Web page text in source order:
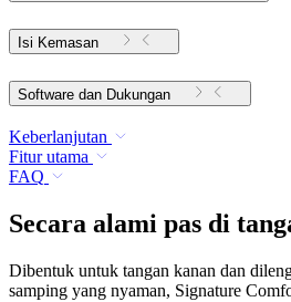
Isi Kemasan
Software dan Dukungan
Keberlanjutan
Fitur utama
FAQ
Secara alami pas di
Dibentuk untuk tangan kanan dan
samping yang nyaman, Signature